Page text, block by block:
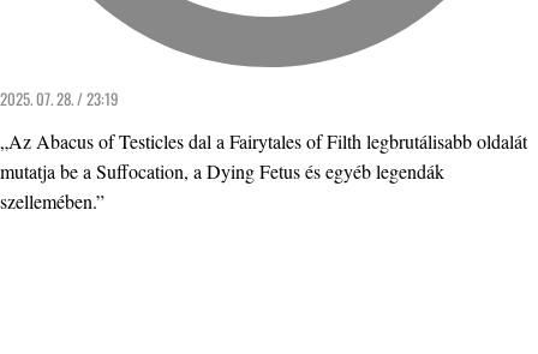
2025. 07. 28. / 23:19
„Az Abacus of Testicles dal a Fairytales of Filth legbrutálisabb oldalát
mutatja be a Suffocation, a Dying Fetus és egyéb legendák
szellemében.”